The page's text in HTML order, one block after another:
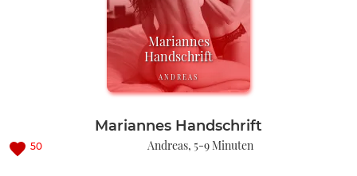
Mariannes
Handschrift
ANDREAS
Mariannes Handschrift
50 Andreas 5-9 Minuten